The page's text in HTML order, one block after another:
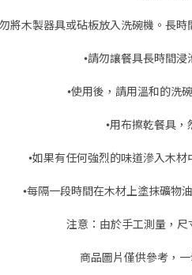
將木製器具或砧板放入洗碗機。長
•請勿讓餐具長時間浸
•使用後，請用溫和的洗
•用布擦乾餐具，
•如果有任何強烈的味道滲入木
•每隔一段時間在木材上塗抹礦物
注意：由於手工測量，尺
商品圖片僅供參考，